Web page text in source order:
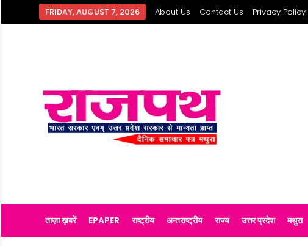
FRIDAY, AUGUST 7, 2026 About Us Contact Us Privacy Policy
ताज़ा ख़बरें EPAPER राष्ट्रीय अन्तराष्ट्रीय राज्य उत्तर प्रदेश मथुरा